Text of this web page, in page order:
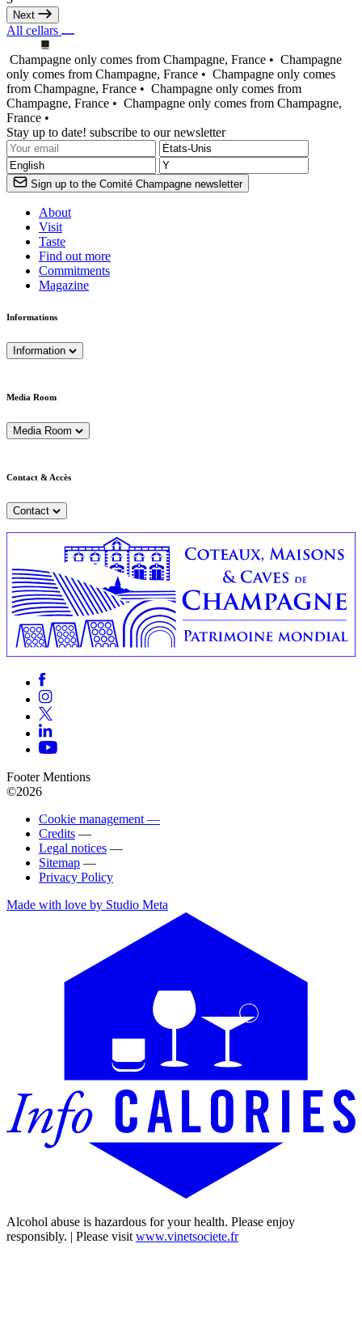
Next
All cellars
Champagne only comes from Champagne, France • Champagne
only comes from Champagne, France • Champagne only comes
from Champagne, France • Champagne only comes from
Champagne, France • Champagne only comes from Champagne,
France •
Stay up to date! subscribe to our newsletter
Sign up to the Comité Champagne newsletter
About
Visit
Taste
Find out more
Commitments
Magazine
Informations
Information
Media Room
Media Room
Contact & Accès
Contact
Footer Mentions
©2026
Cookie management —
Credits —
Legal notices —
Sitemap —
Privacy Policy
Made with love by Studio Meta
Alcohol abuse is hazardous for your health. Please enjoy
responsibly. | Please visitwww.vinetsociete.fr